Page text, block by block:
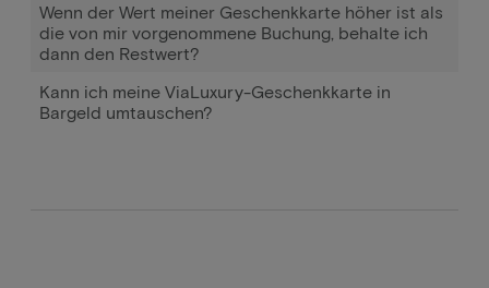
Wenn der Wert meiner Geschenkkarte höher ist als
die von mir vorgenommene Buchung, behalte ich
dann den Restwert?
Kann ich meine ViaLuxury-Geschenkkarte in
Bargeld umtauschen?